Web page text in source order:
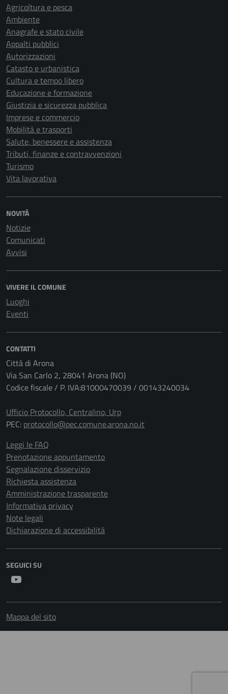
Agricoltura e pesca
Ambiente
Anagrafe e stato civile
Appalti pubblici
Autorizzazioni
Catasto e urbanistica
Cultura e tempo libero
Educazione e formazione
Giustizia e sicurezza pubblica
Imprese e commercio
Mobilità e trasporti
Salute, benessere e assistenza
Tributi, finanze e contravvenzioni
Turismo
Vita lavorativa
NOVITÀ
Notizie
Comunicati
Avvisi
VIVERE IL COMUNE
Luoghi
Eventi
CONTATTI
Città di Arona
Via San Carlo 2, 28041 Arona (NO)
Codice fiscale / P. IVA:81000470039 / 00143240034
Ufficio Protocollo, Centralino, Urp
PEC: protocollo@pec.comune.arona.no.it
Leggi le FAQ
Prenotazione appuntamento
Segnalazione disservizio
Richiesta assistenza
Amministrazione trasparente
Informativa privacy
Note legali
Dichiarazione di accessibilità
SEGUICI SU
Mappa del sito